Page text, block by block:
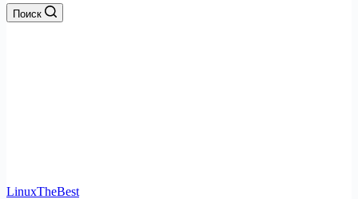
Поиск
LinuxTheBest